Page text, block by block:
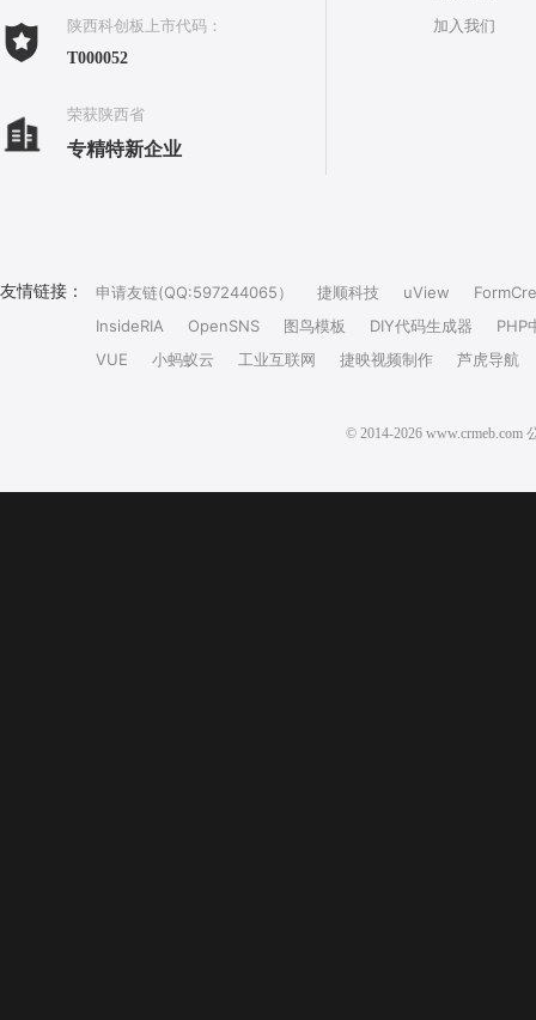
陕西科创板上市代码：
T000052
荣获陕西省
专精特新企业
加入我们
友情链接： 申请友链(QQ:597244065） 捷顺科技 uView
InsideRIA
OpenSNS 图鸟模板 DIY代码生成器
PHP
VUE
小蚂蚁云 工业互联网 捷映视频制作 芦虎导航
© 2014-2026